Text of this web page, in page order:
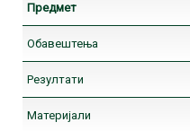
Предмет
Обавештења
Резултати
Материјали